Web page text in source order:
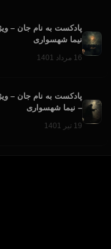
پادکست به نام جان –
نیما شهسواری
16 مرداد 1401
پادکست به نام جان –
– نیما شهسواری
19 تیر 1401